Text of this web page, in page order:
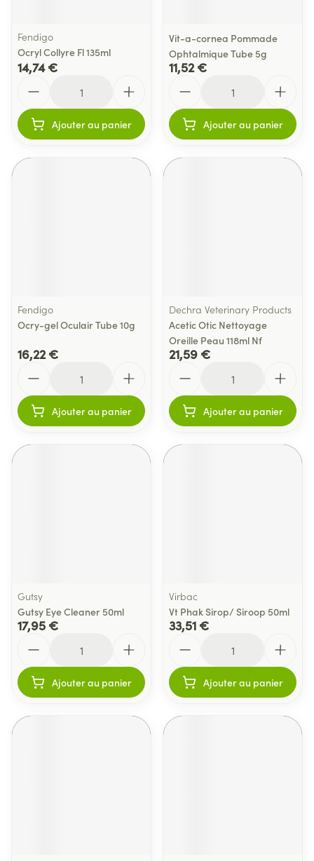
Fendigo
Ocryl Collyre Fl 135ml
14,74 €
Ajouter au panier
Vit-a-cornea Pommade
Ophtalmique Tube 5g
11,52 €
Ajouter au panier
Fendigo
Ocry-gel Oculair Tube 10g
16,22 €
Ajouter au panier
Dechra Veterinary Products
Acetic Otic Nettoyage
Oreille Peau 118ml Nf
21,59 €
Ajouter au panier
Gutsy
Gutsy Eye Cleaner 50ml
17,95 €
Ajouter au panier
Virbac
Vt Phak Sirop/ Siroop 50ml
33,51 €
Ajouter au panier